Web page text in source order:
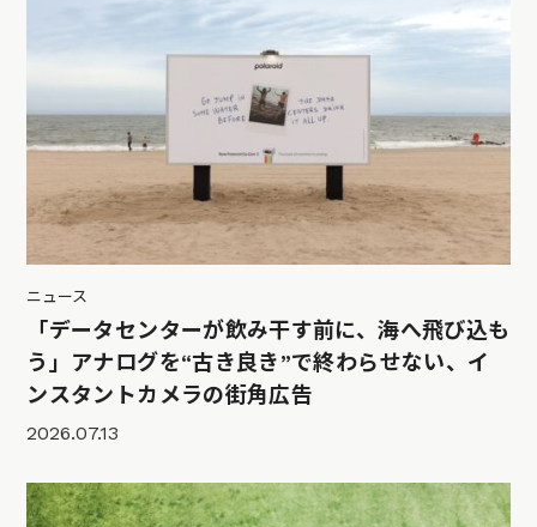
ニュース
「データセンターが飲み干す前に、海へ飛び込も
う」アナログを“古き良き”で終わらせない、イ
ンスタントカメラの街角広告
2026.07.13